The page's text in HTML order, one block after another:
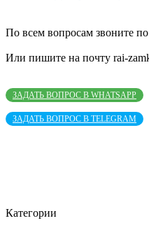
По всем вопросам звоните
Или пишите на почту rai-
ЗАДАТЬ ВОПРОС В WHATSAPP
ЗАДАТЬ ВОПРОС В TELEGRAM
Категории